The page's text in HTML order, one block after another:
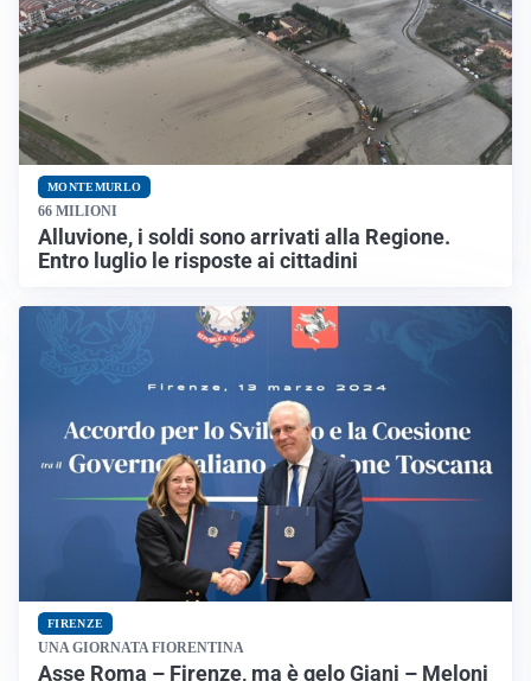
MONTEMURLO
66 MILIONI
Alluvione, i soldi sono arrivati alla Regione.
Entro luglio le risposte ai cittadini
FIRENZE
UNA GIORNATA FIORENTINA
Asse Roma – Firenze, ma è gelo Giani – Meloni